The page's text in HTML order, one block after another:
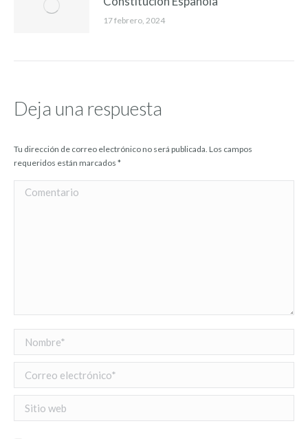
17 febrero, 2024
Deja una respuesta
Tu dirección de correo electrónico no será publicada. Los campos
requeridos están marcados *
Comentario
Nombre *
Correo electrónico *
Sitio web